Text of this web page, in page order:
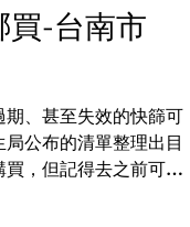
就可以撐兩、三年，
個常見的是ALK（融
話就可以撐四、五年
隨著病人生存時間的延
比較常見的副作用例
甲溝炎如果很嚴重，
傷口。有些人毛囊炎
買-台南市
、甚至失效的快篩可
公布的清單整理出目
，但記得去之前可以